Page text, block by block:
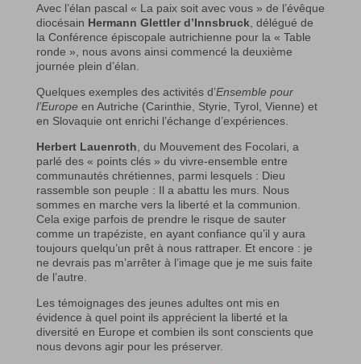
Avec l’élan pascal « La paix soit avec vous » de l’évêque
diocésain Hermann Glettler d’Innsbruck , délégué de
la Conférence épiscopale autrichienne pour la « Table
ronde », nous avons ainsi commencé la deuxième
journée plein d’élan.
Quelques exemples des activités d’Ensemble pour
l’Europeen Autriche (Carinthie, Styrie, Tyrol, Vienne) et
en Slovaquie ont enrichi l’échange d’expériences.
Herbert Lauenroth , du Mouvement des Focolari, a
parlé des « points clés » du vivre-ensemble entre
communautés chrétiennes, parmi lesquels : Dieu
rassemble son peuple : Il a abattu les murs. Nous
sommes en marche vers la liberté et la communion.
Cela exige parfois de prendre le risque de sauter
comme un trapéziste, en ayant confiance qu’il y aura
toujours quelqu’un prêt à nous rattraper. Et encore : je
ne devrais pas m’arrêter à l’image que je me suis faite
de l’autre.
Les témoignages des jeunes adultes ont mis en
évidence à quel point ils apprécient la liberté et la
diversité en Europe et combien ils sont conscients que
nous devons agir pour les préserver.